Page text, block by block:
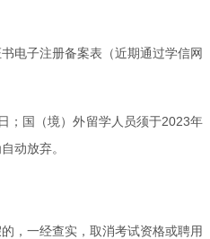
电子注册备案表（近期通过学信网
；国（境）外留学人员须于2023年
动放弃。
，一经查实，取消考试资格或聘用